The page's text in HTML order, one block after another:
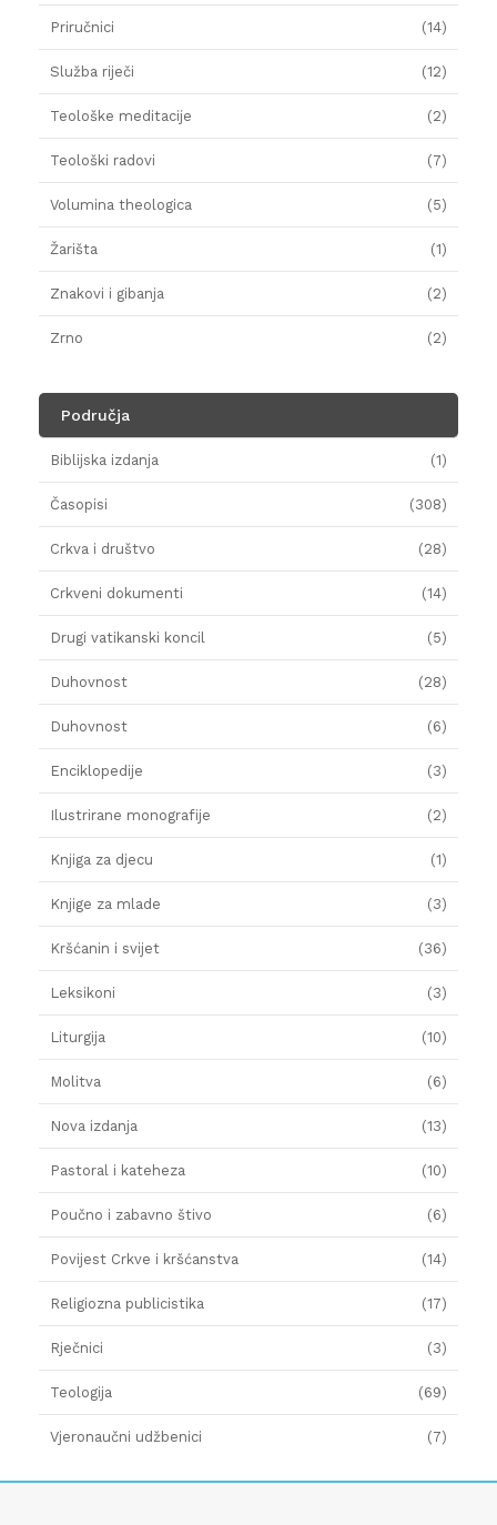
Priručnici (14)
Služba riječi (12)
Teološke meditacije (2)
Teološki radovi (7)
Volumina theologica (5)
Žarišta (1)
Znakovi i gibanja (2)
Zrno (2)
Područja
Biblijska izdanja (1)
Časopisi (308)
Crkva i društvo (28)
Crkveni dokumenti (14)
Drugi vatikanski koncil (5)
Duhovnost (28)
Duhovnost (6)
Enciklopedije (3)
Ilustrirane monografije (2)
Knjiga za djecu (1)
Knjige za mlade (3)
Kršćanin i svijet (36)
Leksikoni (3)
Liturgija (10)
Molitva (6)
Nova izdanja (13)
Pastoral i kateheza (10)
Poučno i zabavno štivo (6)
Povijest Crkve i kršćanstva (14)
Religiozna publicistika (17)
Rječnici (3)
Teologija (69)
Vjeronaučni udžbenici (7)